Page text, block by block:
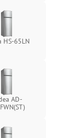
HS-65LN
AD-